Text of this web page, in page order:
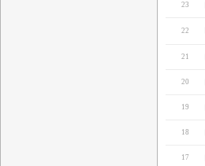
23
22
21
20
19
18
17